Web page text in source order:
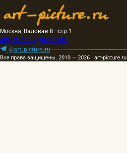
Москва, Валовая 8 · стр.1
artpicture.ru@gmail.com
@art_picture_ru
Все права защищены. 2010 — 2026 · art-picture.ru